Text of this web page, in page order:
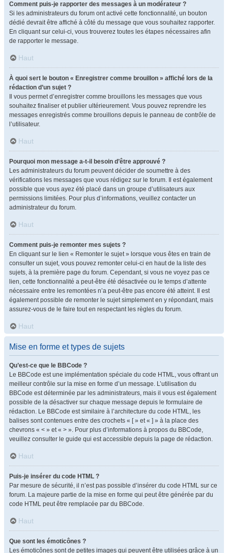
Comment puis-je rapporter des messages à un modérateur ?
Si les administrateurs du forum ont activé cette fonctionnalité, un bouton
dédié devrait être affiché à côté du message que vous souhaitez rapporter.
En cliquant sur celui-ci, vous trouverez toutes les étapes nécessaires afin
de rapporter le message.
Haut
À quoi sert le bouton « Enregistrer comme brouillon » affiché lors de la
rédaction d’un sujet ?
Il vous permet d’enregistrer comme brouillons les messages que vous
souhaitez finaliser et publier ultérieurement. Vous pouvez reprendre les
messages enregistrés comme brouillons depuis le panneau de contrôle de
l’utilisateur.
Haut
Pourquoi mon message a-t-il besoin d’être approuvé ?
Les administrateurs du forum peuvent décider de soumettre à des
vérifications les messages que vous rédigez sur le forum. Il est également
possible que vous ayez été placé dans un groupe d’utilisateurs aux
permissions limitées. Pour plus d’informations, veuillez contacter un
administrateur du forum.
Haut
Comment puis-je remonter mes sujets ?
En cliquant sur le lien « Remonter le sujet » lorsque vous êtes en train de
consulter un sujet, vous pouvez remonter celui-ci en haut de la liste des
sujets, à la première page du forum. Cependant, si vous ne voyez pas ce
lien, cette fonctionnalité a peut-être été désactivée ou le temps d’attente
nécessaire entre les remontées n’a peut-être pas encore été atteint. Il est
également possible de remonter le sujet simplement en y répondant, mais
assurez-vous de le faire tout en respectant les règles du forum.
Haut
Mise en forme et types de sujets
Qu’est-ce que le BBCode ?
Le BBCode est une implémentation spéciale du code HTML, vous offrant un
meilleur contrôle sur la mise en forme d’un message. L’utilisation du
BBCode est déterminée par les administrateurs, mais il vous est également
possible de la désactiver sur chaque message depuis le formulaire de
rédaction. Le BBCode est similaire à l’architecture du code HTML, les
balises sont contenues entre des crochets « [ » et « ] » à la place des
chevrons « < » et « > ». Pour plus d’informations à propos du BBCode,
veuillez consulter le guide qui est accessible depuis la page de rédaction.
Haut
Puis-je insérer du code HTML ?
Par mesure de sécurité, il n’est pas possible d’insérer du code HTML sur ce
forum. La majeure partie de la mise en forme qui peut être générée par du
code HTML peut être remplacée par du BBCode.
Haut
Que sont les émoticônes ?
Les émoticônes sont de petites images qui peuvent être utilisées grâce à un